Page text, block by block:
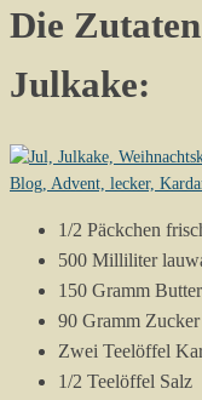
Die
Julkake:
1/2 Päckchen
500 Milliliter
150 Gramm Butter
90 Gramm Zucker
Zwei Teelöffel
1/2 Teelöffel Salz